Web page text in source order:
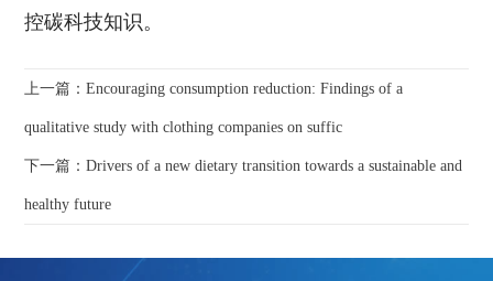
控碳科技知识。
上一篇：Encouraging consumption reduction: Findings of a
qualitative study with clothing companies on suffic
下一篇：Drivers of a new dietary transition towards a sustainable and
healthy future